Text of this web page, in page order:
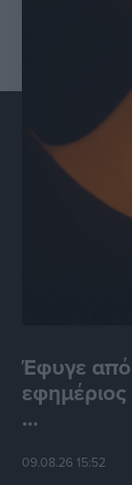
Έφυγε από
...
09.08.26 15:52